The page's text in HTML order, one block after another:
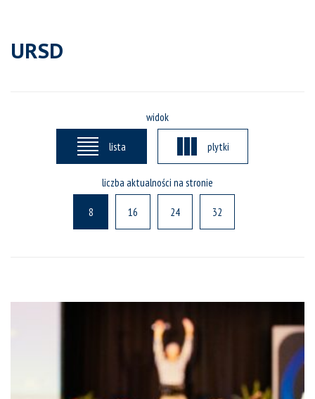
URSD
widok
lista plytki
liczba aktualności na stronie
8 16 24 32